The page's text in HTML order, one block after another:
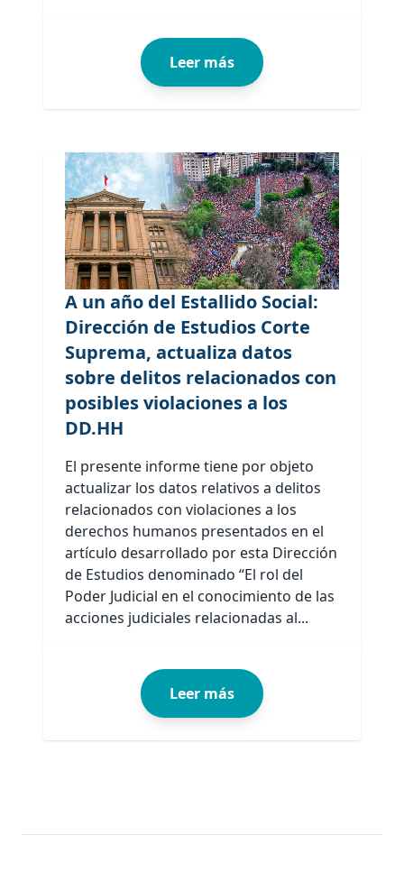
Leer más
A un año del Estallido Social:
Dirección de Estudios Corte
Suprema, actualiza datos
sobre delitos relacionados con
posibles violaciones a los
DD.HH
El presente informe tiene por objeto
actualizar los datos relativos a delitos
relacionados con violaciones a los
derechos humanos presentados en el
artículo desarrollado por esta Dirección
de Estudios denominado “El rol del
Poder Judicial en el conocimiento de las
acciones judiciales relacionadas al...
Leer más